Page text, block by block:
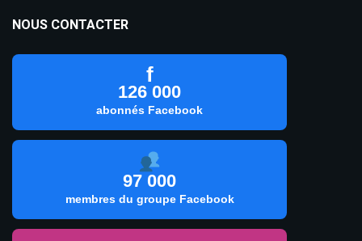
NOUS CONTACTER
f
126 000
abonnés Facebook
97 000
membres du groupe Facebook